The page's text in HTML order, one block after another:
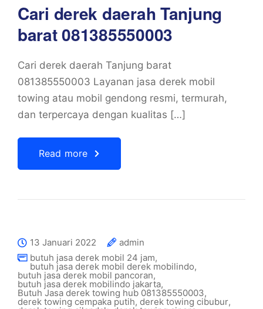
Cari derek daerah Tanjung
barat 081385550003
Cari derek daerah Tanjung barat
081385550003 Layanan jasa derek mobil
towing atau mobil gendong resmi, termurah,
dan terpercaya dengan kualitas […]
Read more
13 Januari 2022
admin
butuh jasa derek mobil 24 jam,
butuh jasa derek mobil derek mobilindo,
butuh jasa derek mobil pancoran,
butuh jasa derek mobilindo jakarta,
Butuh Jasa derek towing hub 081385550003,
derek towing cempaka putih, derek towing cibubur,